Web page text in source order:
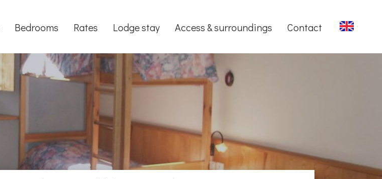
Bedrooms Rates Lodge stay Access & surroundings Contact